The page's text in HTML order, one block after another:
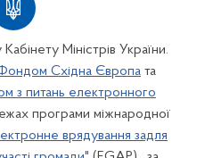
Міністрів України.
Східна Європа та
з питань електронного
програми міжнародної
врядування задля